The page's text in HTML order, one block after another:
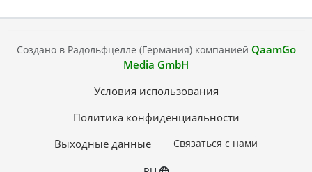
Создано в Радольфцелле (Германия) компанией QaamGo
Media GmbH
Условия использования
Политика конфиденциальности
Выходные данные
Связаться с нами